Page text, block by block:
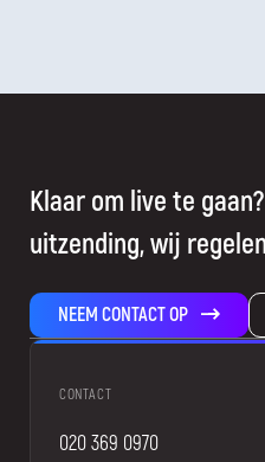
Klaar om live te
uitzending, wij
NEEM CONTACT OP
CONTACT
020 369 0970